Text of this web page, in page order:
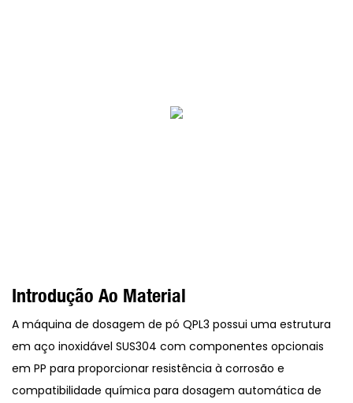
Introdução Ao Material
A máquina de dosagem de pó QPL3 possui uma estrutura
em aço inoxidável SUS304 com componentes opcionais
em PP para proporcionar resistência à corrosão e
compatibilidade química para dosagem automática de